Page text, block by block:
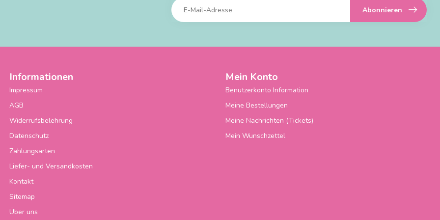
Abonnieren
Informationen
Impressum
AGB
Widerrufsbelehrung
Datenschutz
Zahlungsarten
Liefer- und Versandkosten
Kontakt
Sitemap
Über uns
Mein Konto
Benutzerkonto Information
Meine Bestellungen
Meine Nachrichten (Tickets)
Mein Wunschzettel